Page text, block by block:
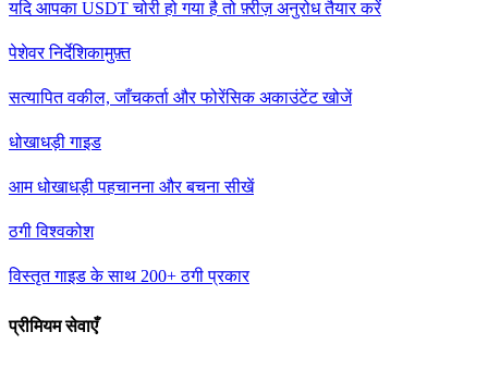
यदि आपका USDT चोरी हो गया है तो फ़्रीज़ अनुरोध तैयार करें
पेशेवर निर्देशिकामुफ़्त
सत्यापित वकील, जाँचकर्ता और फोरेंसिक अकाउंटेंट खोजें
धोखाधड़ी गाइड
आम धोखाधड़ी पहचानना और बचना सीखें
ठगी विश्वकोश
विस्तृत गाइड के साथ 200+ ठगी प्रकार
प्रीमियम सेवाएँ